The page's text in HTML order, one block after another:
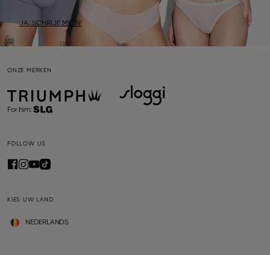
JA, SCHRIJF ME IN!
ONZE MERKEN
FOLLOW US
KIES UW LAND
NEDERLANDS